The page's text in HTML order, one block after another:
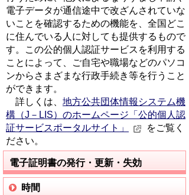
電子データが通信途中で改ざんされていな
いことを確認するための機能を、全国どこ
に住んでいる人に対しても提供するもので
す。この公的個人認証サービスを利用する
ことによって、ご自宅や職場などのパソコ
ンからさまざまな行政手続き等を行うこと
ができます。
詳しくは、 地方公共団体情報システム機
構（J－LIS）のホームページ「公的個人認
証サービスポータルサイト」
をご覧く
ださい。
電子証明書の発行・更新・失効
時間